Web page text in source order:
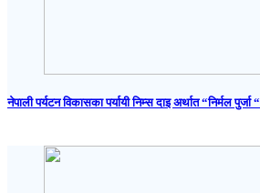
नेपाली पर्यटन विकासका पर्यायी निम्स दाइ अर्थात “निर्मल पुर्जा “